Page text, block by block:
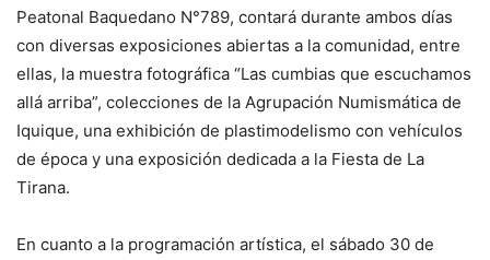
Peatonal Baquedano N°789, contará durante ambos días
con diversas exposiciones abiertas a la comunidad, entre
ellas, la muestra fotográfica “Las cumbias que escuchamos
allá arriba”, colecciones de la Agrupación Numismática de
Iquique, una exhibición de plastimodelismo con vehículos
de época y una exposición dedicada a la Fiesta de La
Tirana.
En cuanto a la programación artística, el sábado 30 de